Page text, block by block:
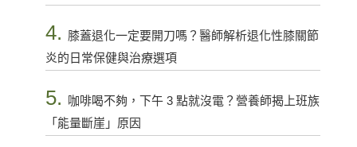
4. 膝蓋退化一定要開刀嗎？醫師解析退化性膝關節
炎的日常保健與治療選項
5.
咖啡喝不夠，下午 3 點就沒電？營養師揭上班族
「能量斷崖」原因